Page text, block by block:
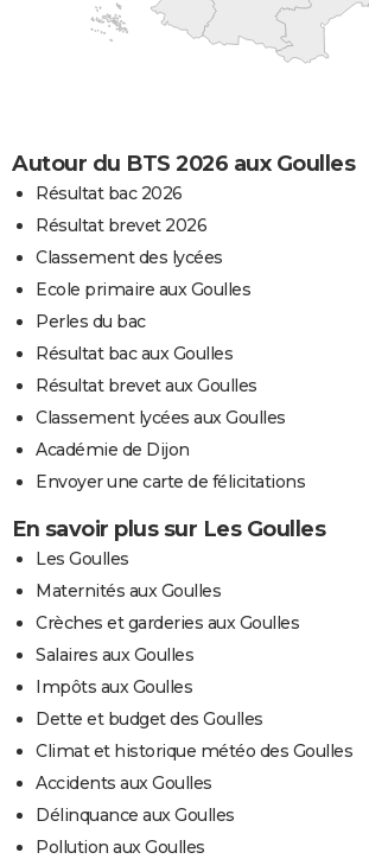
Autour du BTS 2026 aux Goulles
Résultat bac 2026
Résultat brevet 2026
Classement des lycées
Ecole primaire aux Goulles
Perles du bac
Résultat bac aux Goulles
Résultat brevet aux Goulles
Classement lycées aux Goulles
Académie de Dijon
Envoyer une carte de félicitations
En savoir plus sur Les Goulles
Les Goulles
Maternités aux Goulles
Crèches et garderies aux Goulles
Salaires aux Goulles
Impôts aux Goulles
Dette et budget des Goulles
Climat et historique météo des Goulles
Accidents aux Goulles
Délinquance aux Goulles
Pollution aux Goulles